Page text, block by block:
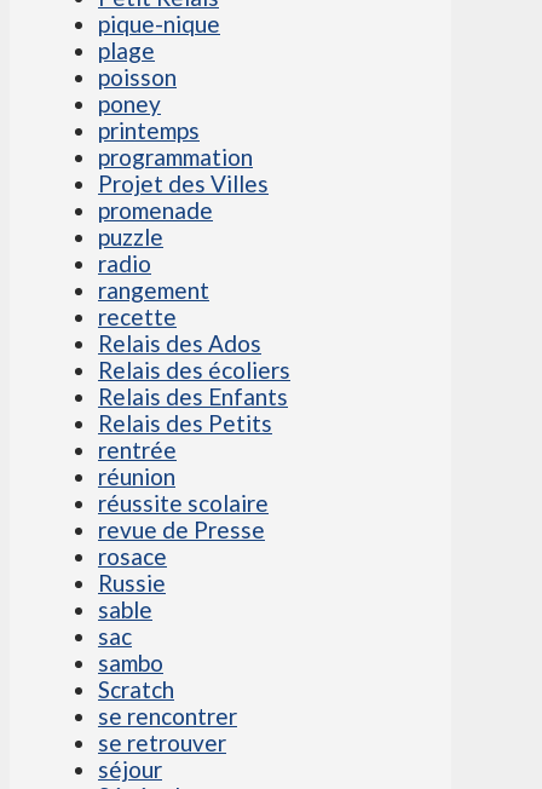
pique-nique
plage
poisson
poney
printemps
programmation
Projet des Villes
promenade
puzzle
radio
rangement
recette
Relais des Ados
Relais des écoliers
Relais des Enfants
Relais des Petits
rentrée
réunion
réussite scolaire
revue de Presse
rosace
Russie
sable
sac
sambo
Scratch
se rencontrer
se retrouver
séjour